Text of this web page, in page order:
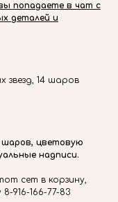
попадаете в чат с
деталей и
звезд, 14 шаров
шаров, цветовую
надписи.
сет в корзину,
916-166-77-83